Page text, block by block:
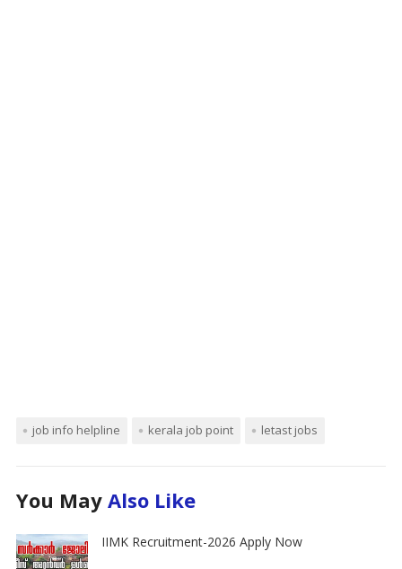
job info helpline kerala job point letast jobs
You May Also Like
IIMK Recruitment-2026 Apply Now